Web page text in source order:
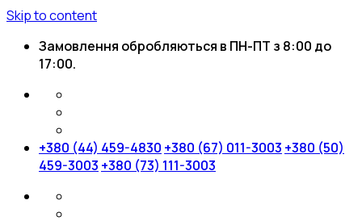
Skip to content
Замовлення обробляються в ПН-ПТ з 8:00 до
17:00.
+380 (44) 459-4830 +380 (67) 011-3003 +380 (50)
459-3003 +380 (73) 111-3003